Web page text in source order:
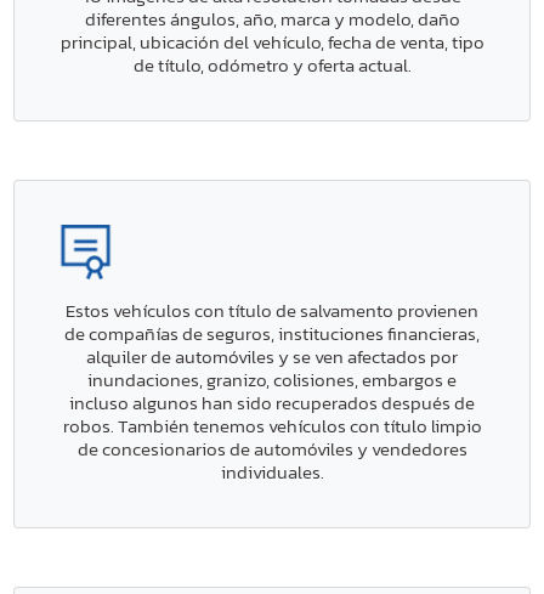
diferentes ángulos, año, marca y modelo, daño
principal, ubicación del vehículo, fecha de venta, tipo
de título, odómetro y oferta actual.
Estos vehículos con título de salvamento provienen
de compañías de seguros, instituciones financieras,
alquiler de automóviles y se ven afectados por
inundaciones, granizo, colisiones, embargos e
incluso algunos han sido recuperados después de
robos. También tenemos vehículos con título limpio
de concesionarios de automóviles y vendedores
individuales.